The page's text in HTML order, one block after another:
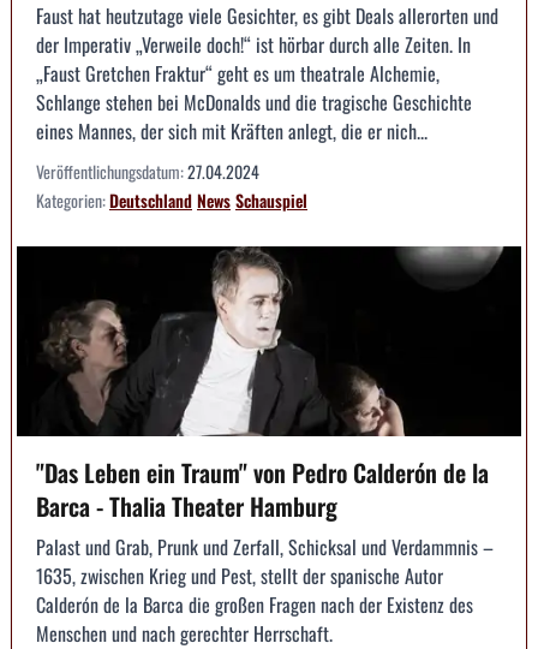
Faust hat heutzutage viele Gesichter, es gibt Deals allerorten und
der Imperativ „Verweile doch!“ ist hörbar durch alle Zeiten. In
„Faust Gretchen Fraktur“ geht es um theatrale Alchemie,
Schlange stehen bei McDonalds und die tragische Geschichte
eines Mannes, der sich mit Kräften anlegt, die er nich...
Veröffentlichungsdatum:27.04.2024
Kategorien:DeutschlandNewsSchauspiel
"Das Leben ein Traum" von Pedro Calderón de la
Barca - Thalia Theater Hamburg
Palast und Grab, Prunk und Zerfall, Schicksal und Verdammnis –
1635, zwischen Krieg und Pest, stellt der spanische Autor
Calderón de la Barca die großen Fragen nach der Existenz des
Menschen und nach gerechter Herrschaft.